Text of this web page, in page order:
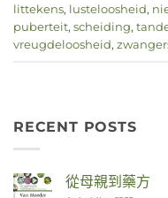
littekens, lusteloosheid,
puberteit, scheiding,
vreugdeloosheid,
RECENT POSTS
從母親到藥方